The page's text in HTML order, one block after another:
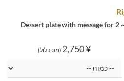
【Birthday / anniversary】 Dessert plate with message for
¥ 2,750 (מס כלול)